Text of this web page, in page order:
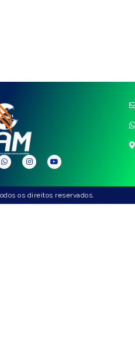
os direitos reservados.